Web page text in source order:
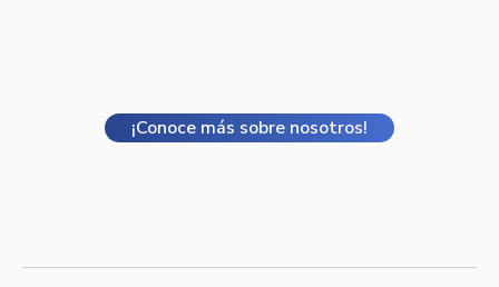
¡Conoce más sobre nosotros!